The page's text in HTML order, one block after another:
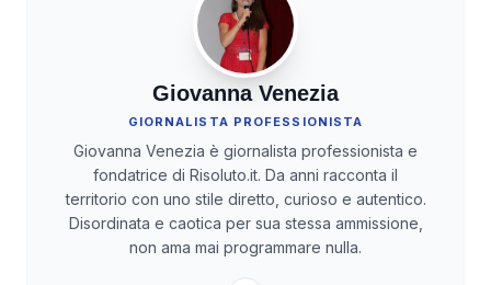
Giovanna Venezia
GIORNALISTA PROFESSIONISTA
Giovanna Venezia è giornalista professionista e
fondatrice di Risoluto.it. Da anni racconta il
territorio con uno stile diretto, curioso e autentico.
Disordinata e caotica per sua stessa ammissione,
non ama mai programmare nulla.